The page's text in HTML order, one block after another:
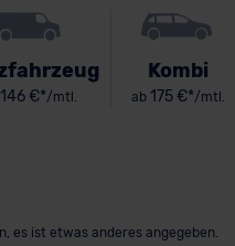
€*/mtl.
Kombi
ab 175 €*/mtl.
es ist etwas anderes angegeben.